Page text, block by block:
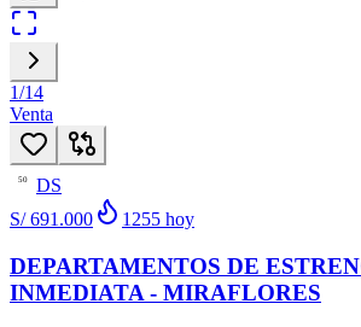
1/14
Venta
50
DS
S/ 691.000
1255 hoy
DEPARTAMENTOS DE
INMEDIATA - MIRAFLORES